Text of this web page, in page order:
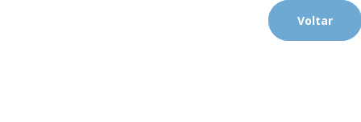
Voltar